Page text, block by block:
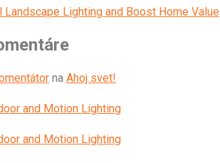
Landscape Lighting and Boost Home Value
na Ahoj svet!
and Motion Lighting
and Motion Lighting